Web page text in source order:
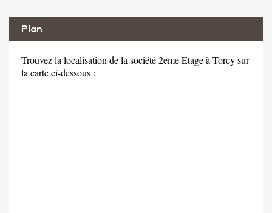
Plan
Trouvez la localisation de la société 2eme Etage à Torcy sur
la carte ci-dessous :